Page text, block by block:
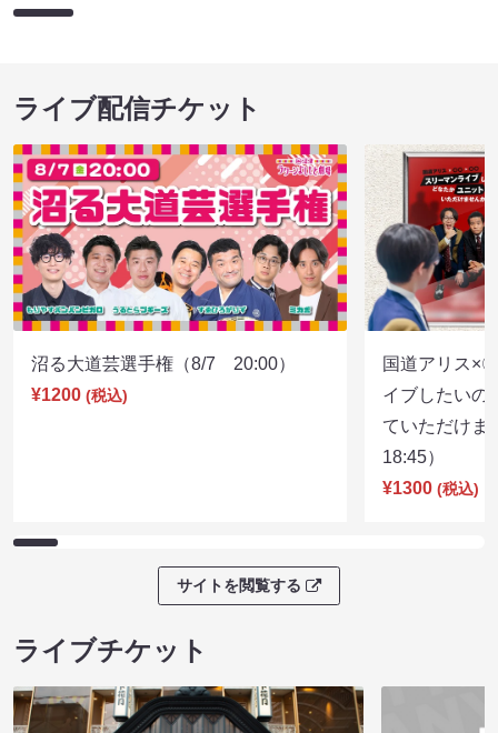
ライブ配信チケット
沼る大道芸選手権（8/7 20:00）
¥1200 (税込)
国道アリス×
イブしたいの
ていただけ
18:45）
¥1300 (税込)
サイトを閲覧する
ライブチケット